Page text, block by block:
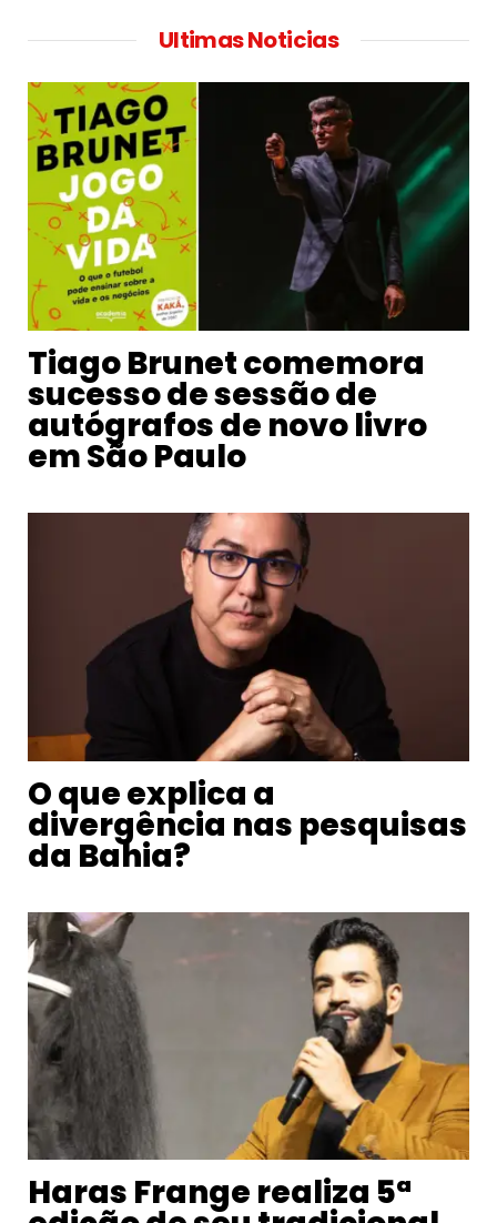
Ultimas Noticias
Tiago Brunet comemora
sucesso de sessão de
autógrafos de novo livro
em São Paulo
O que explica a
divergência nas pesquisas
da Bahia?
Haras Frange realiza 5ª